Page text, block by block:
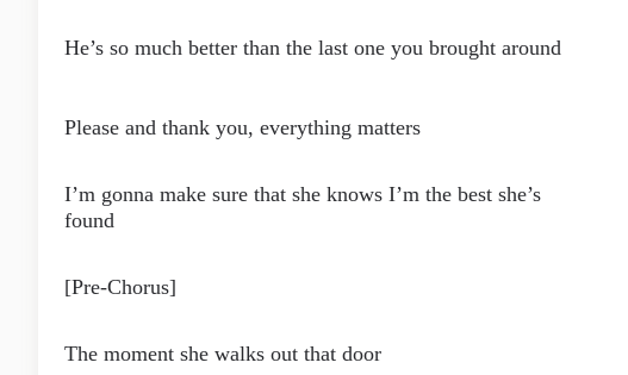
He’s so much better than the last one you brought around
Please and thank you, everything matters
I’m gonna make sure that she knows I’m the best she’s
found
[Pre-Chorus]
The moment she walks out that door